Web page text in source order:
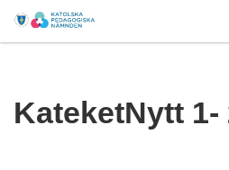
KateketNytt 1-